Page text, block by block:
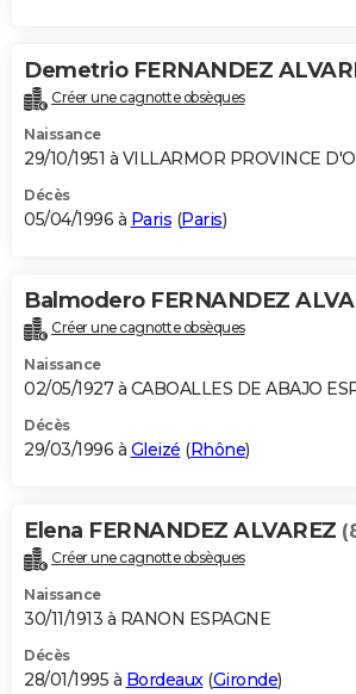
Demetrio FERNANDEZ
Créer une cagnotte obsèques
Naissance
29/10/1951 à VILLARMOR PROVINCE
Décès
05/04/1996 à Paris (Paris)
Balmodero FERNANDEZ
Créer une cagnotte obsèques
Naissance
02/05/1927 à CABOALLES DE ABAJO
Décès
29/03/1996 à Gleizé (Rhône)
Elena FERNANDEZ ALVAREZ
Créer une cagnotte obsèques
Naissance
30/11/1913 à RANON ESPAGNE
Décès
28/01/1995 à Bordeaux(Gironde)